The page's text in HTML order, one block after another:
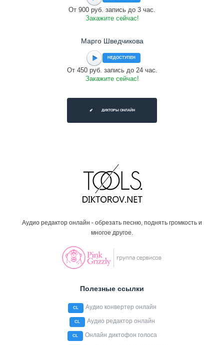
От 900 руб. запись до 3 час.
Закажите сейчас!
Марго Шведчикова
НЕДОСТУПЕН
От 450 руб. запись до 24 час.
Закажите сейчас!
ДИКТОРЫ ОНЛАЙН
Аудио редактор онлайн - обрезать песню, поднять громкость и
многое другое.
Полезные ссылки
CL Аудио конвертер онлайн
CL Аудио редактор онлайн
CL Онлайн диктофон голоса